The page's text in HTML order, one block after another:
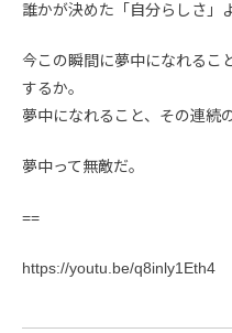
誰かが決めた「自分らしさ」
今この瞬間に夢中になれるこ
するか。
夢中になれること、その連続
夢中って無敵だ。
==
https://youtu.be/q8inly1Eth4